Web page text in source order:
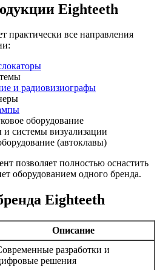
Eighteeth
практически все направления
и радиовизиографы
оборудование
системы визуализации
(автоклавы)
позволяет полностью оснастить
оборудованием одного бренда.
Eighteeth
Описание
разработки и
решения